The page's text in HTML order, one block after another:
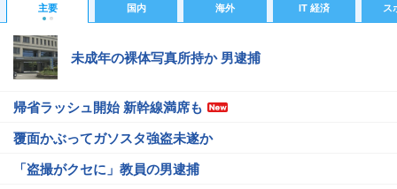
主要 国内 海外 IT 経済 ス
未成年の裸体写真所持か 男逮捕
帰省ラッシュ開始 新幹線満席も
覆面かぶってガソスタ強盗未遂か
「盗撮がクセに」教員の男逮捕